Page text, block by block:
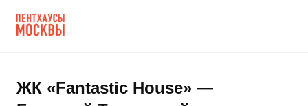
ЖК «Fantastic House» —